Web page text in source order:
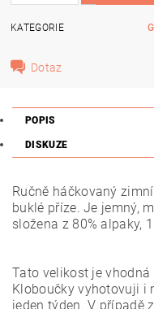
KATEGORIE
Dotaz
POPIS
DISKUZE
Ručně háčkovaný
buklé příze. Je jemný,
složena z 80% alpaky,
Tato velikost je vhodná
Kloboučky vyhotovuji i
jeden týden. V případě